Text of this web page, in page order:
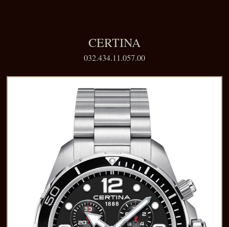
CERTINA
032.434.11.057.00